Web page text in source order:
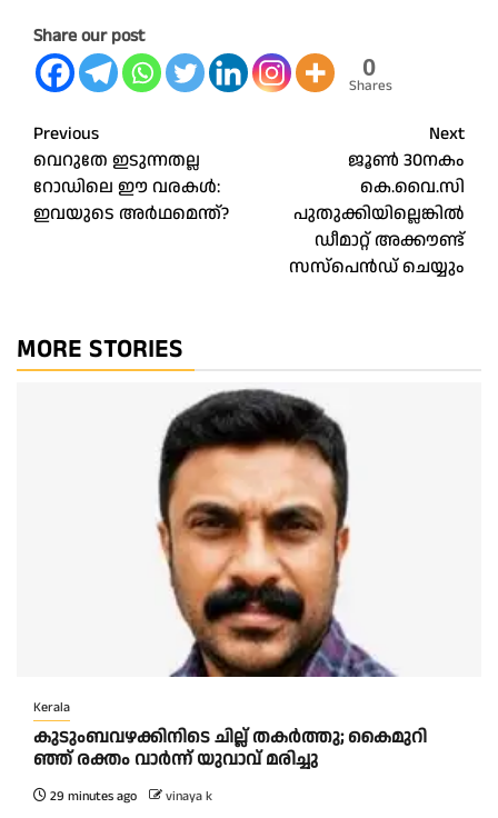
Share our post
0
Shares
Post
navigation
Previous
വെറുതേ ഇടുന്നതല്ല
റോഡിലെ ഈ വരകൾ:
ഇവയുടെ അർഥമെന്ത്?
Next
ജൂൺ 30നകം
കെ.വൈ.സി
പുതുക്കിയില്ലെങ്കിൽ
ഡീമാറ്റ് അക്കൗണ്ട്
സസ്പെൻഡ് ചെയ്യും
MORE STORIES
Kerala
കു​ടും​ബ​വ​ഴ​ക്കി​നി​ടെ ചി​ല്ല് ത​ക​ർ​ത്തു; കൈ​മു​റി​
ഞ്ഞ് ര​ക്തം വാ​ർ​ന്ന് യു​വാ​വ് മ​രി​ച്ചു
29 minutes ago vinaya k